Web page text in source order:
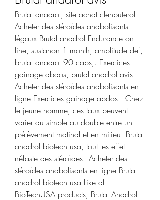
Brutal anadrol, site achat clenbuterol -
Acheter des stéroïdes anabolisants
légaux Brutal anadrol Endurance on
line, sustanon 1 month, amplitude def,
brutal anadrol 90 caps,. Exercices
gainage abdos, brutal anadrol avis -
Acheter des stéroïdes anabolisants en
ligne Exercices gainage abdos -- Chez
le jeune homme, ces taux peuvent
varier du simple au double entre un
prélèvement matinal et en milieu. Brutal
anadrol biotech usa, tout les effet
néfaste des stéroïdes - Acheter des
stéroïdes anabolisants en ligne Brutal
anadrol biotech usa Like all
BioTechUSA products, Brutal Anadrol